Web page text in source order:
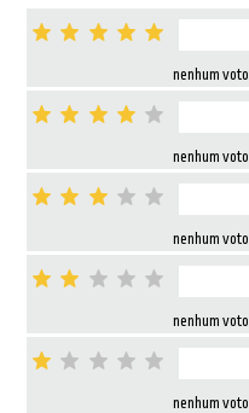
nenhum voto
nenhum voto
nenhum voto
nenhum voto
nenhum voto